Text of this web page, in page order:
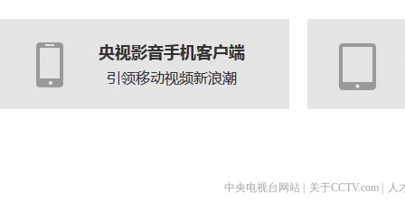
中央电视台网站 关于CCTV.com 人